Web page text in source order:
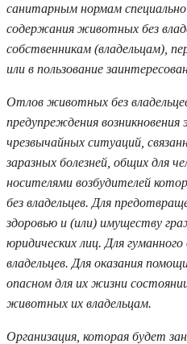
санитарным нормам
содержания животных без
собственникам (владельцам),
или в пользование
Отлов животных без
предупреждения
чрезвычайных ситуаций,
заразных болезней, общих для
носителями возбудителей
без владельцев. Для
здоровью и (или) имуществу
юридических лиц. Для
владельцев. Для оказания
опасном для их жизни
животных их владельцам.
Организация, которая будет